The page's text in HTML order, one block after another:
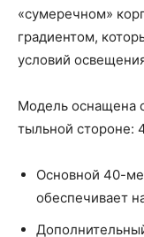
«сумеречном»
градиентом,
условий
Модель оснащена
тыльной
Основной 40-
обеспечивает